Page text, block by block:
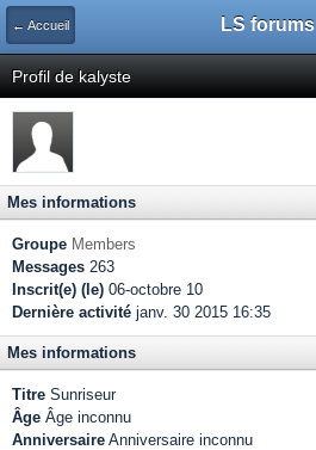
← Accueil LS forums
Profil de kalyste
Mes informations
Groupe Members
Messages 263
Inscrit(e) (le) 06-octobre 10
Dernière activité janv. 30 2015 16:35
Mes informations
Titre Sunriseur
Âge Âge inconnu
Anniversaire Anniversaire inconnu